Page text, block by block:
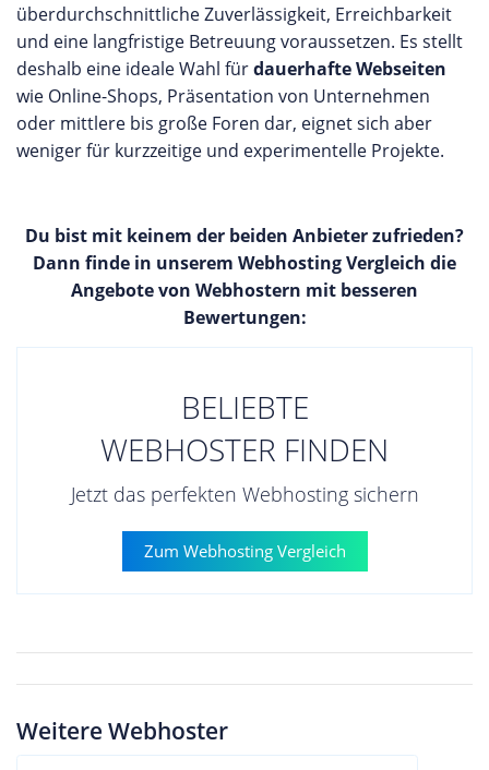
überdurchschnittliche Zuverlässigkeit, Erreichbarkeit
und eine langfristige Betreuung voraussetzen. Es stellt
deshalb eine ideale Wahl fürdauerhafte Webseiten
wie Online-Shops, Präsentation von Unternehmen
oder mittlere bis große Foren dar, eignet sich aber
weniger für kurzzeitige und experimentelle Projekte.
Du bist mit keinem der beiden Anbieter zufrieden?
Dann finde in unserem Webhosting Vergleich die
Angebote von Webhostern mit besseren
Bewertungen:
BELIEBTE
WEBHOSTER FINDEN
Jetzt das perfekten Webhosting sichern
Zum Webhosting Vergleich
Weitere Webhoster